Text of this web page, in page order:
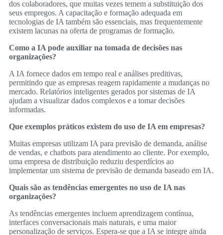
dos colaboradores, que muitas vezes temem a substituição dos
seus empregos. A capacitação e formação adequada em
tecnologias de IA também são essenciais, mas frequentemente
existem lacunas na oferta de programas de formação.
Como a IA pode auxiliar na tomada de decisões nas
organizações?
A IA fornece dados em tempo real e análises preditivas,
permitindo que as empresas reagem rapidamente a mudanças no
mercado. Relatórios inteligentes gerados por sistemas de IA
ajudam a visualizar dados complexos e a tomar decisões
informadas.
Que exemplos práticos existem do uso de IA em empresas?
Muitas empresas utilizam IA para previsão de demanda, análise
de vendas, e chatbots para atendimento ao cliente. Por exemplo,
uma empresa de distribuição reduziu desperdícios ao
implementar um sistema de previsão de demanda baseado em IA.
Quais são as tendências emergentes no uso de IA nas
organizações?
As tendências emergentes incluem aprendizagem contínua,
interfaces conversacionais mais naturais, e uma maior
personalização de serviços. Espera-se que a IA se integre ainda